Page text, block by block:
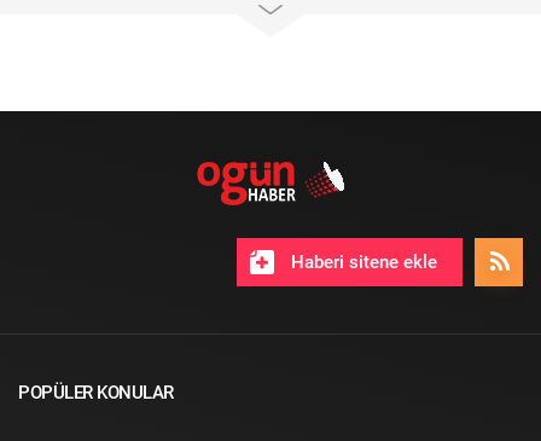
Haberi sitene ekle
POPÜLER KONULAR